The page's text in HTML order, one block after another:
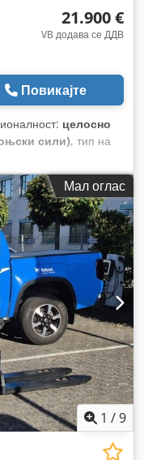
21.900 €
VB додава се ДДВ
Повикајте
целосно
сили), тип на
, работни часови:
, Мал оглас
1 /9